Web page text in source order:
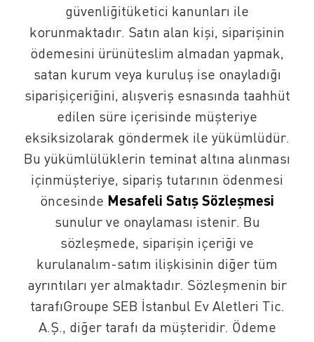
güvenliğitüketici kanunları ile
korunmaktadır. Satın alan kişi, siparişinin
ödemesini ürünüteslim almadan yapmak,
satan kurum veya kuruluş ise onayladığı
siparişiçeriğini, alışveriş esnasında taahhüt
edilen süre içerisinde müşteriye
eksiksizolarak göndermek ile yükümlüdür.
Bu yükümlülüklerin teminat altına alınması
içinmüşteriye, sipariş tutarının ödenmesi
öncesinde ​Mesafeli Satış Sözleşmesi
sunulur ve onaylaması istenir. Bu
sözleşmede, siparişin içeriği ve
kurulanalım-satım ilişkisinin diğer tüm
ayrıntıları yer almaktadır. Sözleşmenin bir
tarafıGroupe SEB İstanbul Ev Aletleri Tic.
A.Ş., diğer tarafı da müşteridir. Ödeme